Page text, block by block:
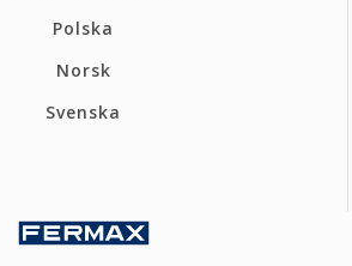
Polska
Norsk
Svenska